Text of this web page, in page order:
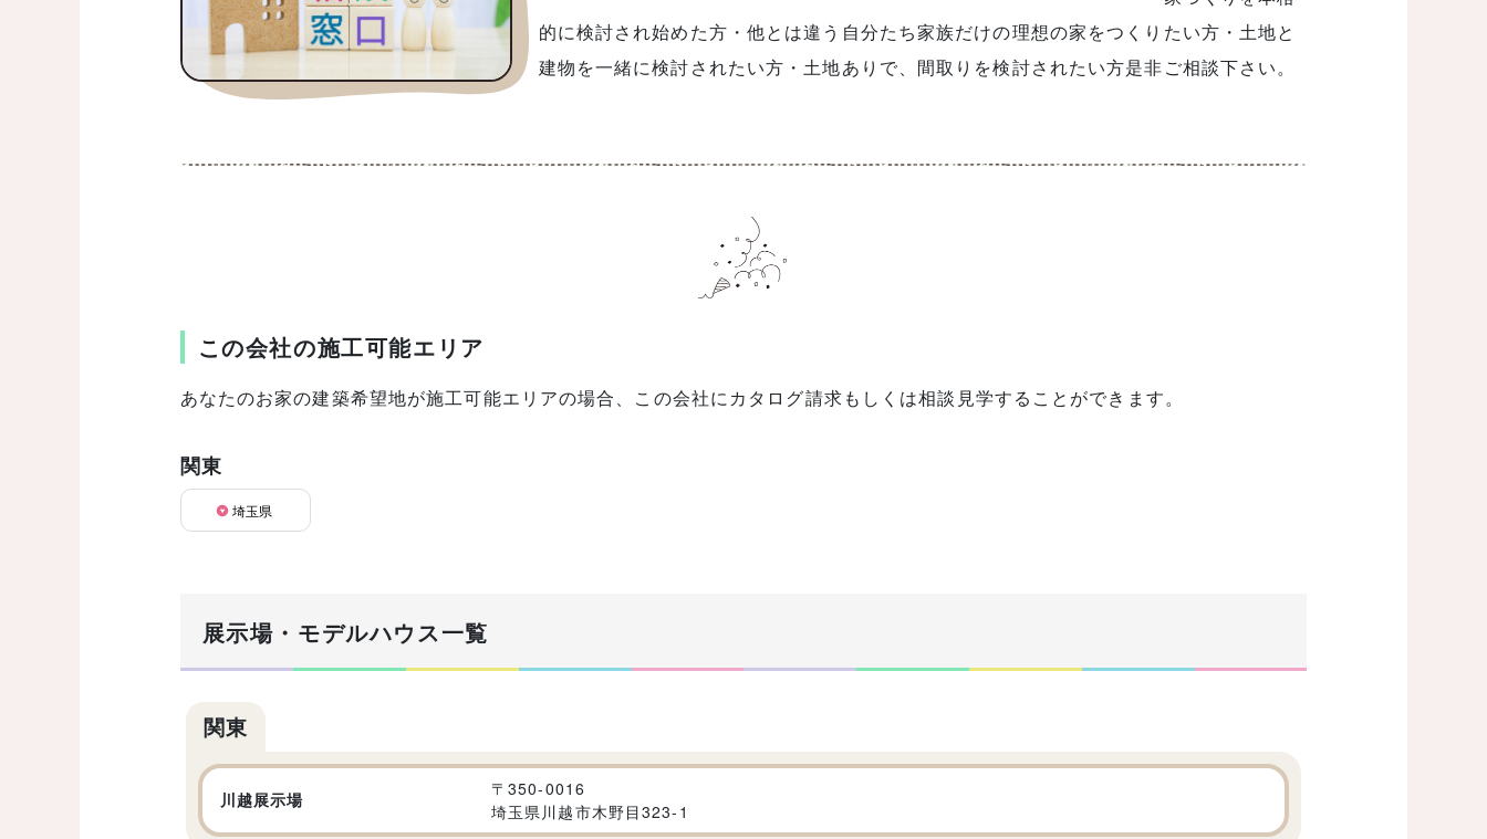
的に検討され始めた方・他とは違う自分たち家族だけの理想の家をつくりたい方・土地と
建物を一緒に検討されたい方・土地ありで、間取りを検討されたい方是非ご相談下さい。
この会社の施工可能エリア
あなたのお家の建築希望地が施工可能エリアの場合、この会社にカタログ請求もしくは相談見学することができます。
関東
埼玉県
展示場・モデルハウス一覧
関東
川越展示場 〒350-0016
埼玉県川越市木野目323-1